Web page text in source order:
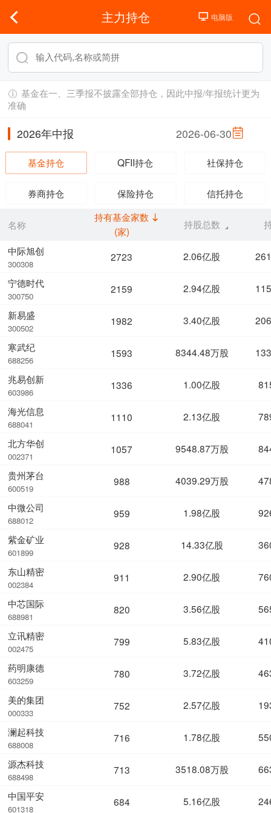
主力持仓
基金在一、三季报不披露全部持仓，因此中报/年报统计更为
准确
2026年中报 2026-06-30
基金持仓 QFII持仓 社保持仓
券商持仓 保险持仓 信托持仓
名称
中际旭创
300308
宁德时代
300750
新易盛
300502
寒武纪
688256
兆易创新
603986
海光信息
688041
北方华创
002371
贵州茅台
600519
中微公司
688012
紫金矿业
601899
东山精密
002384
中芯国际
688981
立讯精密
002475
药明康德
603259
美的集团
000333
澜起科技
688008
源杰科技
688498
中国平安
601318
持有基金家数
(家)
持股总数
2723 2.06亿股
2159 2.94亿股
1982 3.40亿股
1593 8344.48万股
1336 1.00亿股
1110 2.13亿股
1057 9548.87万股
988 4039.29万股
959 1.98亿股
928 14.33亿股
911 2.90亿股
820 3.56亿股
799 5.83亿股
780 3.72亿股
752 2.57亿股
716 1.78亿股
713 3518.08万股
684 5.16亿股